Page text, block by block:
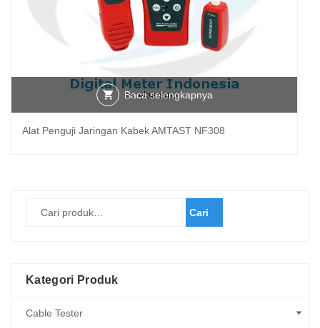
Baca selengkapnya
Alat Penguji Jaringan Kabek AMTAST NF308
Cari
Kategori Produk